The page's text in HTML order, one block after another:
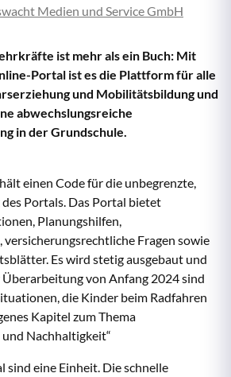
Medien und Service GmbH
ist mehr als ein Buch: Mit
Portal ist es die Plattform für alle
und Mobilitätsbildung und
abwechslungsreiche
in der Grundschule.
einen Code für die unbegrenzte,
Portals. Das Portal bietet
Planungshilfen,
Fragen sowie
Es wird stetig ausgebaut und
von Anfang 2024 sind
die Kinder beim Radfahren
Kapitel zum Thema
Nachhaltigkeit“
sind eine Einheit. Die schnelle